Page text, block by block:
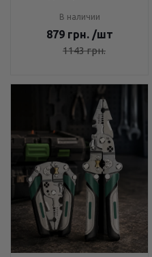
В наличии
879 грн. /шт
1143грн.